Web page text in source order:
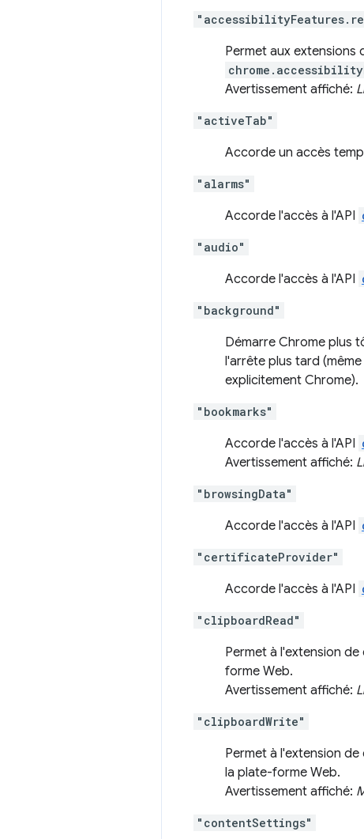
Permet aux extensions
Avertissement affiché:
"activeTab"
Accorde un accès
"alarms"
Accorde l'accès à l'API
"audio"
Accorde l'accès à l'API
"background"
Démarre Chrome plus
l'arrête plus tard
explicitement Chrome).
"bookmarks"
Accorde l'accès à l'API
Avertissement affiché:
"browsingData"
Accorde l'accès à l'API
"certificateProvider"
Accorde l'accès à l'API
"clipboardRead"
Permet à l'extension
forme Web.
Avertissement affiché:
"clipboardWrite"
Permet à l'extension
la plate-forme Web.
Avertissement affiché:
"contentSettings"